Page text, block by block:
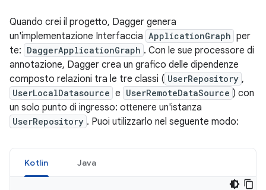
Quando crei il progetto, Dagger genera
un'implementazione Interfaccia ApplicationGraph per
te: DaggerApplicationGraph . Con le sue processore di
annotazione, Dagger crea un grafico delle dipendenze
composto relazioni tra le tre classi ( UserRepository ,
UserLocalDatasource e UserRemoteDataSource ) con
un solo punto di ingresso: ottenere un'istanza
UserRepository . Puoi utilizzarlo nel seguente modo:
Kotlin Java